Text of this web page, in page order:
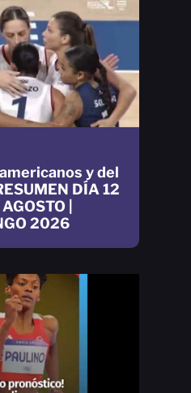
y del
DÍA 12
|
2026